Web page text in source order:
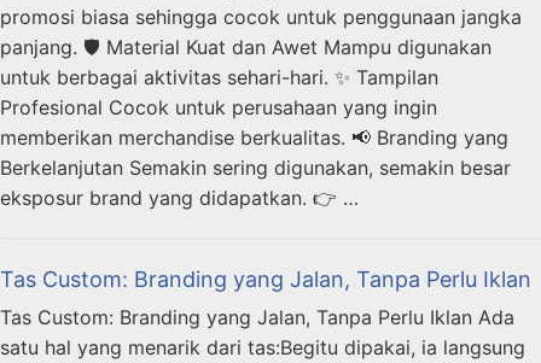
promosi biasa sehingga cocok untuk penggunaan jangka
panjang. 🛡️ Material Kuat dan Awet Mampu digunakan
untuk berbagai aktivitas sehari-hari. ✨ Tampilan
Profesional Cocok untuk perusahaan yang ingin
memberikan merchandise berkualitas. 📢 Branding yang
Berkelanjutan Semakin sering digunakan, semakin besar
eksposur brand yang didapatkan. 👉 …
Tas Custom: Branding yang Jalan, Tanpa Perlu Iklan
Tas Custom: Branding yang Jalan, Tanpa Perlu Iklan Ada
satu hal yang menarik dari tas:Begitu dipakai, ia langsung